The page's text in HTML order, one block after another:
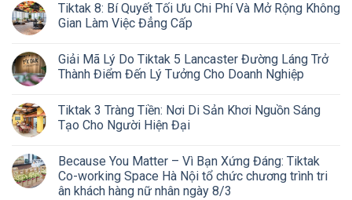
Tiktak 8: Bí Quyết Tối Ưu Chi Phí Và Mở Rộng Không
Gian Làm Việc Đẳng Cấp
Giải Mã Lý Do Tiktak 5 Lancaster Đường Láng Trở
Thành Điểm Đến Lý Tưởng Cho Doanh Nghiệp
Tiktak 3 Tràng Tiền: Nơi Di Sản Khơi Nguồn Sáng
Tạo Cho Người Hiện Đại
Because You Matter – Vì Bạn Xứng Đáng: Tiktak
Co-working Space Hà Nội tổ chức chương trình tri
ân khách hàng nữ nhân ngày 8/3